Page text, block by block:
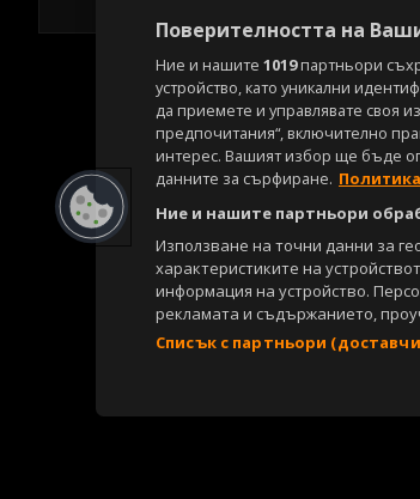
Поверителността на
Ние и нашите 1019партньори
устройство, като уникални
да приемете и управлявате своя
предпочитания“, включително
интерес. Вашият избор ще бъде
данните за сърфиране.
Ние и нашите партньори
Използване на точни данни за
характеристиките на
информация на устройство.
рекламата и съдържанието,
Списък с партньори